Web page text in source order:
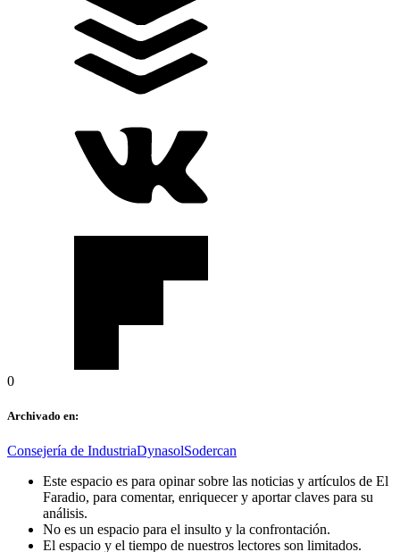
0
Archivado en:
Consejería de IndustriaDynasolSodercan
Este espacio es para opinar sobre las noticias y artículos de El
Faradio, para comentar, enriquecer y aportar claves para su
análisis.
No es un espacio para el insulto y la confrontación.
El espacio y el tiempo de nuestros lectores son limitados.